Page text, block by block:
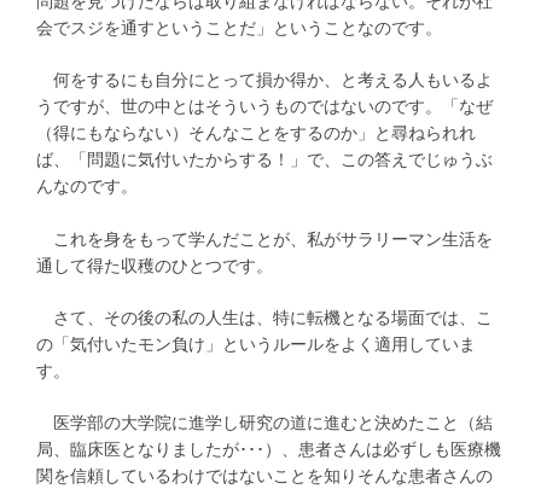
会でスジを通すということだ」ということなのです。
何をするにも自分にとって損か得か、と考える人もいるよ
うですが、世の中とはそういうものではないのです。「なぜ
（得にもならない）そんなことをするのか」と尋ねられれ
ば、「問題に気付いたからする！」で、この答えでじゅうぶ
んなのです。
これを身をもって学んだことが、私がサラリーマン生活を
通して得た収穫のひとつです。
さて、その後の私の人生は、特に転機となる場面では、こ
の「気付いたモン負け」というルールをよく適用していま
す。
医学部の大学院に進学し研究の道に進むと決めたこと（結
局、臨床医となりましたが･･･）、患者さんは必ずしも医療機
関を信頼しているわけではないことを知りそんな患者さんの